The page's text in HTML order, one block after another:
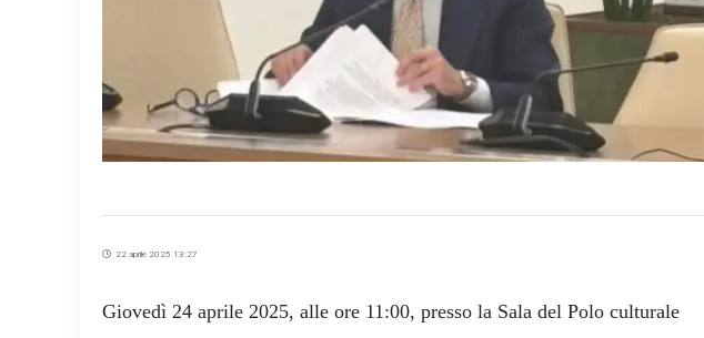
22 aprile 2025 13:27
Giovedì 24 aprile 2025, alle ore 11:00, presso la Sala del Polo culturale